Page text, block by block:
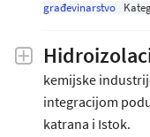
građevinarstvo
kemijske
integracijom
katrana i Istok.